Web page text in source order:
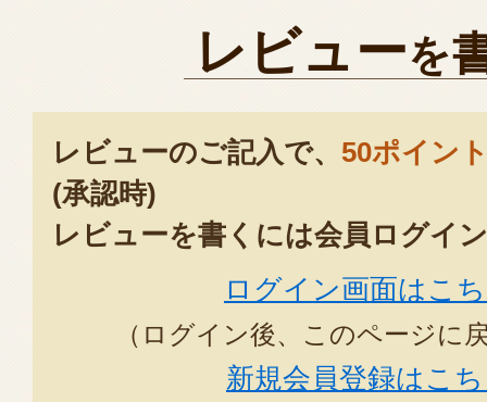
た。嬉しいお声を頂戴いたしま
ざいました。
後ともよろしくお願いいたしま
レビューを
レビューのご記入で、 50ポイン
(承認時)
レビューを書くには会員ログイ
ログイン画面はこ
（ログイン後、このページに
新規会員登録はこ